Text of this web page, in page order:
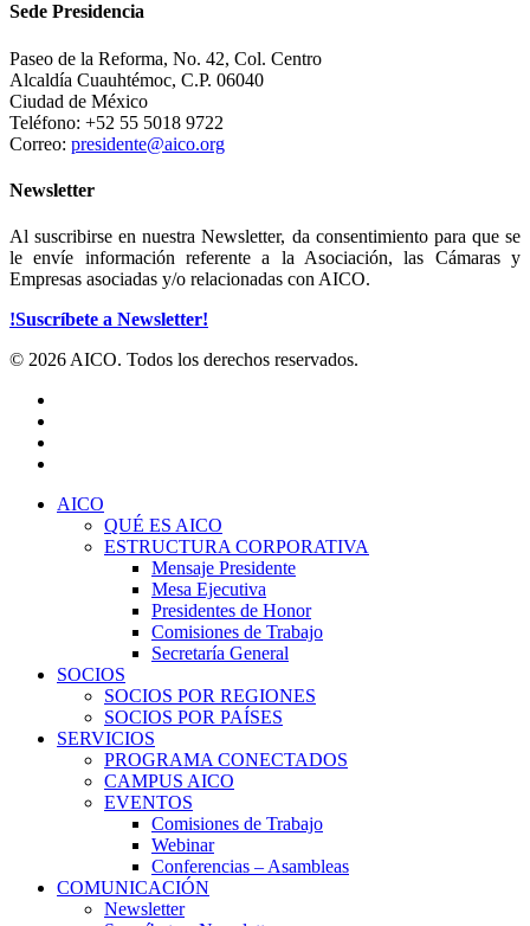
Sede Presidencia
Paseo de la Reforma, No. 42, Col. Centro
Alcaldía Cuauhtémoc, C.P. 06040
Ciudad de México
Teléfono: +52 55 5018 9722
Correo: presidente@aico.org
Newsletter
Al suscribirse en nuestra Newsletter, da consentimiento para que se
le envíe información referente a la Asociación, las Cámaras y
Empresas asociadas y/o relacionadas con AICO.
!Suscríbete a Newsletter!
© 2026 AICO. Todos los derechos reservados.
Close
AICO
QUÉ ES AICO
ESTRUCTURA CORPORATIVA
Mensaje Presidente
Mesa Ejecutiva
Presidentes de Honor
Comisiones de Trabajo
Secretaría General
SOCIOS
SOCIOS POR REGIONES
SOCIOS POR PAÍSES
SERVICIOS
PROGRAMA CONECTADOS
CAMPUS AICO
EVENTOS
Comisiones de Trabajo
Webinar
Conferencias – Asambleas
COMUNICACIÓN
Newsletter